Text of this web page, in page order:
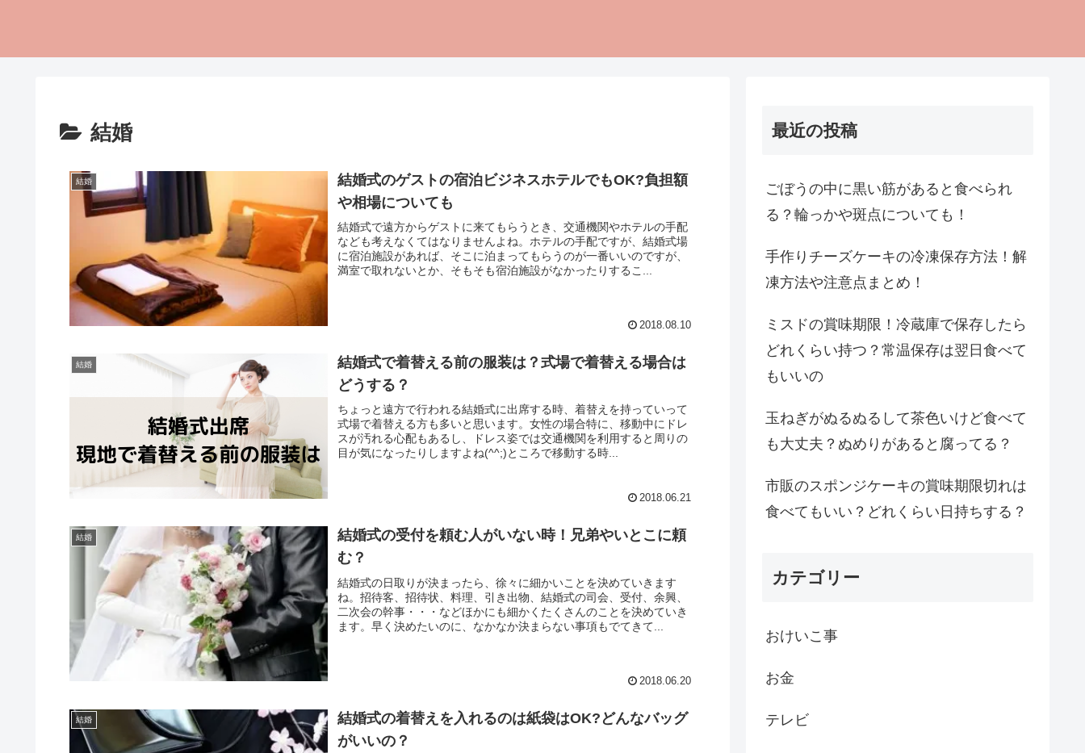
結婚
結婚
結婚式のゲストの宿泊ビジネスホテルでもOK?負担額
や相場についても
結婚式で遠方からゲストに来てもらうとき、交通機関やホテルの手配
なども考えなくてはなりませんよね。ホテルの手配ですが、結婚式場
に宿泊施設があれば、そこに泊まってもらうのが一番いいのですが、
満室で取れないとか、そもそも宿泊施設がなかったりするこ...
2018.08.10
結婚
結婚式で着替える前の服装は？式場で着替える場合は
どうする？
ちょっと遠方で行われる結婚式に出席する時、着替えを持っていって
式場で着替える方も多いと思います。女性の場合特に、移動中にドレ
スが汚れる心配もあるし、ドレス姿では交通機関を利用すると周りの
目が気になったりしますよね(^^;)ところで移動する時...
2018.06.21
結婚
結婚式の受付を頼む人がいない時！兄弟やいとこに頼
む？
結婚式の日取りが決まったら、徐々に細かいことを決めていきます
ね。招待客、招待状、料理、引き出物、結婚式の司会、受付、余興、
二次会の幹事・・・などほかにも細かくたくさんのことを決めていき
ます。早く決めたいのに、なかなか決まらない事項もでてきて...
2018.06.20
結婚
結婚式の着替えを入れるのは紙袋はOK?どんなバッグ
がいいの？
最近の投稿
ごぼうの中に黒い筋があると食べられ
る？輪っかや斑点についても！
手作りチーズケーキの冷凍保存方法！解
凍方法や注意点まとめ！
ミスドの賞味期限！冷蔵庫で保存したら
どれくらい持つ？常温保存は翌日食べて
もいいの
玉ねぎがぬるぬるして茶色いけど食べて
も大丈夫？ぬめりがあると腐ってる？
市販のスポンジケーキの賞味期限切れは
食べてもいい？どれくらい日持ちする？
カテゴリー
おけいこ事
お金
テレビ